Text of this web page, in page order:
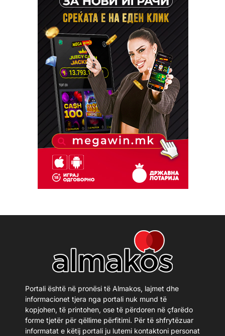
Portali është në pronësi të Almakos, lajmet dhe
informacionet tjera nga portali nuk mund të
kopjohen, të printohen, ose të përdoren në çfarëdo
forme tjetër për qëllime përfitimi. Për të shfrytëzuar
informatat e këtij portali ju lutemi kontaktoni personat